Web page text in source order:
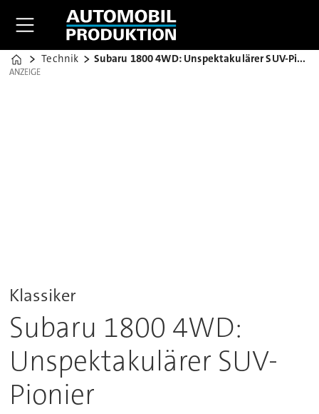
Home
Technik Subaru 1800 4WD: Unspektakulärer SUV-Pionier
ANZEIGE
ANZEIGE
Klassiker
Subaru 1800 4WD:
Unspektakulärer SUV-
Pionier